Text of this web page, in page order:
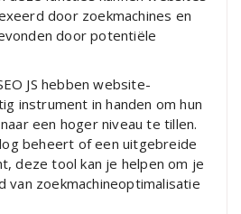
door zoekmachines en
door potentiële
JS hebben website-
instrument in handen om hun
een hoger niveau te tillen.
beheert of een uitgebreide
deze tool kan je helpen om je
van zoekmachineoptimalisatie